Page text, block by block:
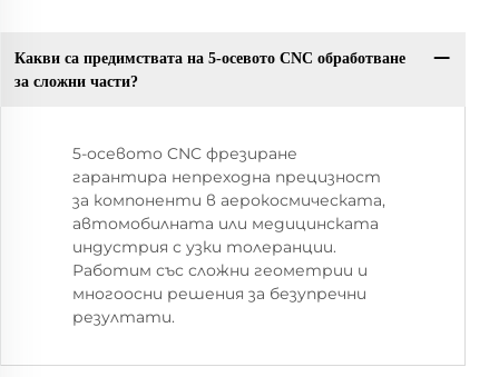
Какви са предимствата на 5-осевото CNC обработване
за сложни части?
5-осевото CNC фрезиране
гарантира непреходна прецизност
за компоненти в аерокосмическата,
автомобилната или медицинската
индустрия с узки толеранции.
Работим със сложни геометрии и
многоосни решения за безупречни
резултати.